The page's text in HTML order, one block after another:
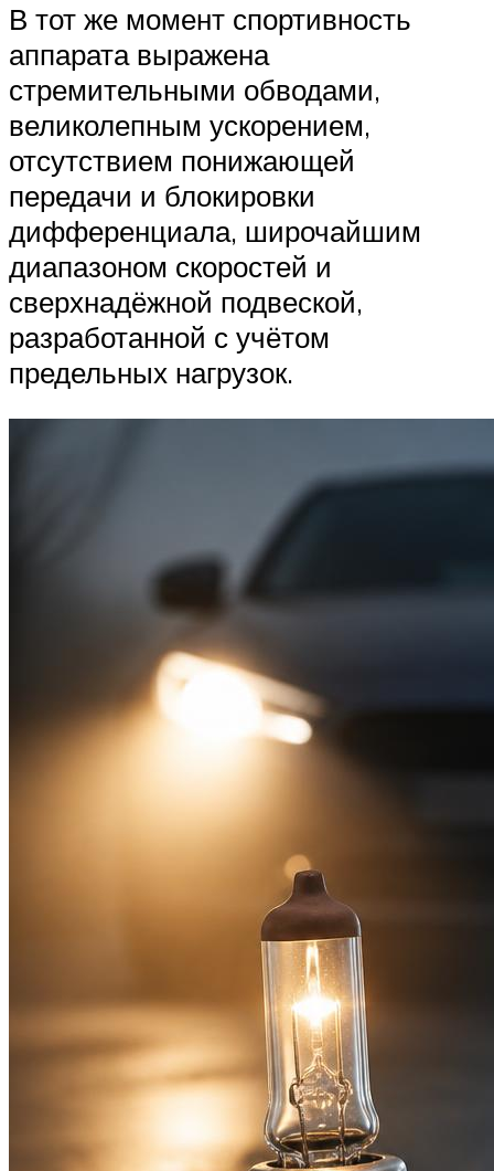
В тот же момент спортивность
аппарата выражена
стремительными обводами,
великолепным ускорением,
отсутствием понижающей
передачи и блокировки
дифференциала, широчайшим
диапазоном скоростей и
сверхнадёжной подвеской,
разработанной с учётом
предельных нагрузок.